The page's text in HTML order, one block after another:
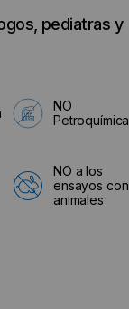
pediatras y
NO
Petroquímica
NO a los
ensayos con
animales